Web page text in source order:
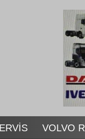
VOLVO